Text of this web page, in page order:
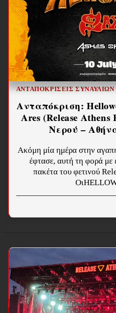
ΑΝΤΑΠΟΚΡΊΣΕΙΣ ΣΥΝΑΥΛΙΏΝ
Ανταπόκριση:
Ares (Release
Νερού –
Ακόμη μία ημέρα στην
έφτασε, αυτή τη φορά με
πακέτα του φετινού